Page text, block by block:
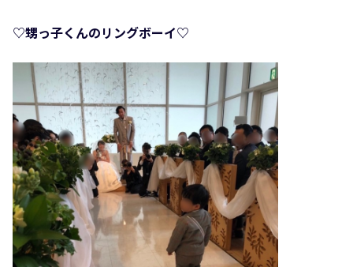
♡甥っ子くんのリングボーイ♡